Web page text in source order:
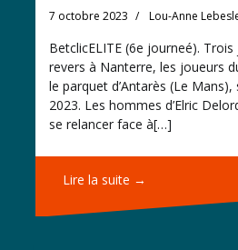
7 octobre 2023 Lou-Anne
BetclicELITE (6e journeé).
revers à Nanterre, les joueurs
le parquet d’Antarès (Le
2023. Les hommes d’Elric
se relancer face à[…]
Lire la suite →